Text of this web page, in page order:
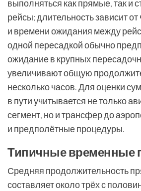
выполняться как прямые, так и
рейсы; длительность зависит
и времени ожидания между
одной пересадкой обычно
ожидание в крупных
увеличивают общую
несколько часов. Для оценки
в пути учитывается не только
сегмент, но и трансфер до
и предполётные процедуры.
Типичные временные
Средняя продолжительность
составляет около трёх с